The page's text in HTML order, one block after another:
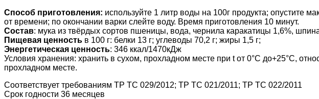
Способ приготовления: используйте 1 литр воды на 100г продукта; опустите
от времени; по окончании варки слейте воду. Время приготовления 10 минут.
Состав: мука из твёрдых сортов пшеницы, вода, чернила каракатицы 1,6%,
Пищевая ценность в 100 г: белки 13 г; углеводы 70,2 г; жиры 1,5 г;
Энергетическая ценность: 346 ккал/1470кДж
Условия хранения: хранить в сухом, прохладном месте при t от 0°С до+25°С,
прохладном месте.
Соответствует требованиям ТР ТС 029/2012; ТР ТС 021/2011; ТР ТС 022/2011
Срок годности 36 месяцев